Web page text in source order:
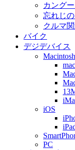
カング
忘れじ
クルマ
バイク
デジデバイス
Macintosh
iOS
PC